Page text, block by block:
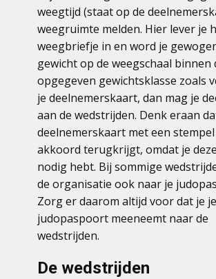
weegtijd (staat op de
weegruimte melden. Hier lever je
weegbriefje in en word je
gewicht op de weegschaal binnen
opgegeven gewichtsklasse zoals
je deelnemerskaart, dan mag je
aan de wedstrijden. Denk eraan
deelnemerskaart met een
akkoord terugkrijgt, omdat je
nodig hebt. Bij sommige
de organisatie ook naar je
Zorg er daarom altijd voor dat je je
judopaspoort meeneemt naar de
wedstrijden.
De wedstrijden